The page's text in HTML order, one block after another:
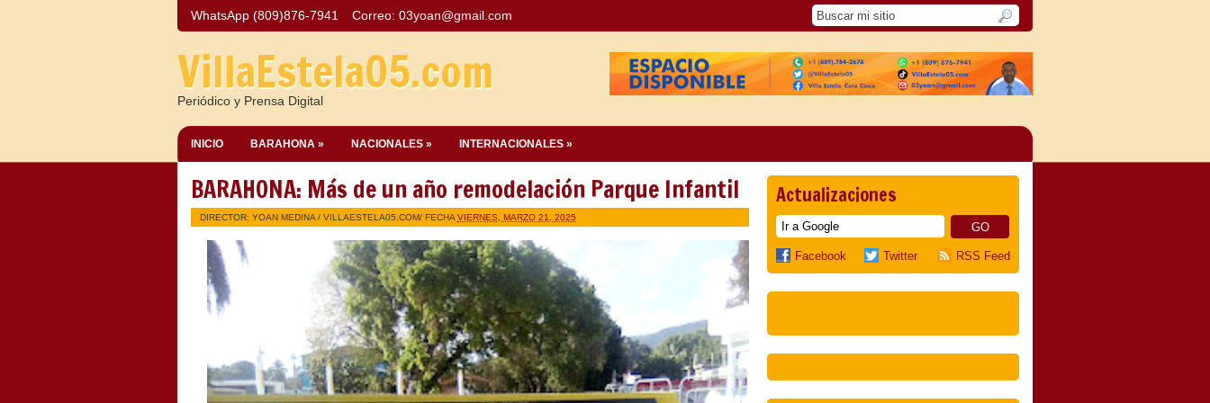
WhatsApp (809)876-7941 Correo: 03yoan@gmail.com
VillaEstela05.com
Periódico y Prensa Digital
INICIO BARAHONA » NACIONALES » INTERNACIONALES »
BARAHONA: Más de un año remodelación Parque Infantil
DIRECTOR: YOAN MEDINA / VILLAESTELA05.COM/ FECHA VIERNES, MARZO 21, 2025
Actualizaciones
Facebook Twitter RSS Feed